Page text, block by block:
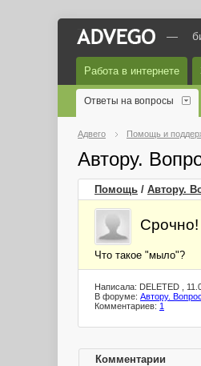
—
Работа в интернете
Ответы на вопросы
Адвего Помощь и
Автору.
Помощь / Автору.
Что такое "мыло"?
Написала: DELETED ,
В форуме: Автору.
Комментариев: 1
Комментарии